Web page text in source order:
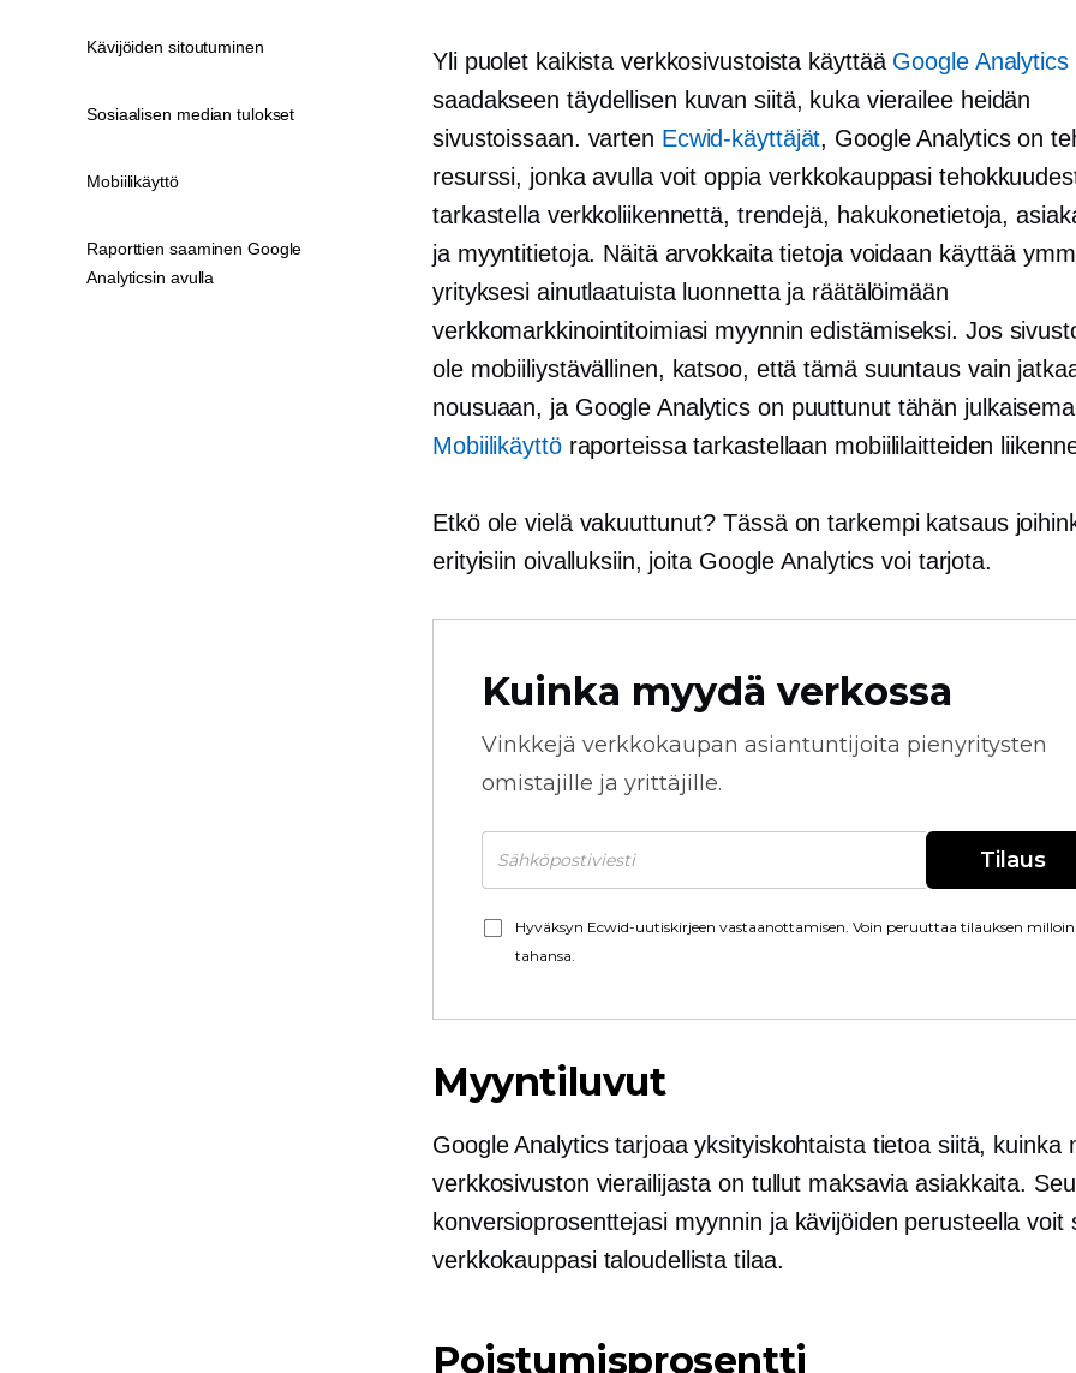
Yli puolet kaikista verkkosivustoista käyttää Google Analytics
saadakseen täydellisen kuvan siitä, kuka vierailee heidän
sivustoissaan. varten Ecwid-käyttäjät, Google Analytics on
resurssi, jonka avulla voit oppia verkkokauppasi
tarkastella verkkoliikennettä, trendejä, hakukonetietoja,
ja myyntitietoja. Näitä arvokkaita tietoja voidaan käyttää
yrityksesi ainutlaatuista luonnetta ja räätälöimään
verkkomarkkinointitoimiasi myynnin edistämiseksi. Jos
ole mobiiliystävällinen, katsoo, että tämä suuntaus vain
nousuaan, ja Google Analytics on puuttunut tähän
Mobiilikäyttöraporteissa tarkastellaan mobiililaitteiden
Etkö ole vielä vakuuttunut? Tässä on tarkempi katsaus
erityisiin oivalluksiin, joita Google Analytics voi tarjota.
Kuinka myydä verkossa
Vinkkejä verkkokaupan asiantuntijoita pienyritysten
omistajille ja yrittäjille.
Tilaus
Hyväksyn Ecwid-uutiskirjeen vastaanottamisen. Voin peruuttaa tilauksen milloin
tahansa.
Myyntiluvut
Google Analytics tarjoaa yksityiskohtaista tietoa siitä, kuinka
verkkosivuston vierailijasta on tullut maksavia asiakkaita.
konversioprosenttejasi myynnin ja kävijöiden perusteella voit
verkkokauppasi taloudellista tilaa.
Poistumisprosentti
Kävijöiden sitoutuminen
Sosiaalisen median tulokset
Mobiilikäyttö
Raporttien saaminen Google
Analyticsin avulla